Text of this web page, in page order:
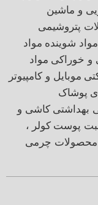
و ماشین
پتروشیمی
مواد شوینده مواد
و خوراکی مواد
موبایل و کامپیوتر
پوشاک
بهداشتی کاشی و
پوست کولر ،
چرمی